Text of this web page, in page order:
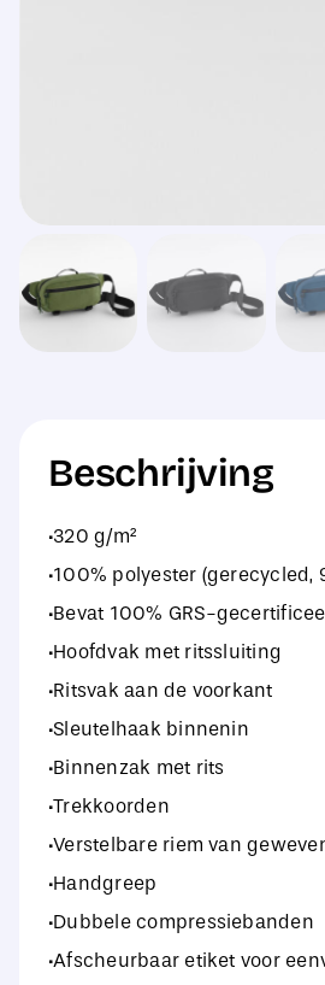
Beschrijving
·320 g/m²
·100% polyester (gerecycled,
·Bevat 100% GRS-
·Hoofdvak met ritssluiting
·Ritsvak aan de voorkant
·Sleutelhaak binnenin
·Binnenzak met rits
·Trekkoorden
·Verstelbare riem van
·Handgreep
·Dubbele compressiebanden
·Afscheurbaar etiket voor